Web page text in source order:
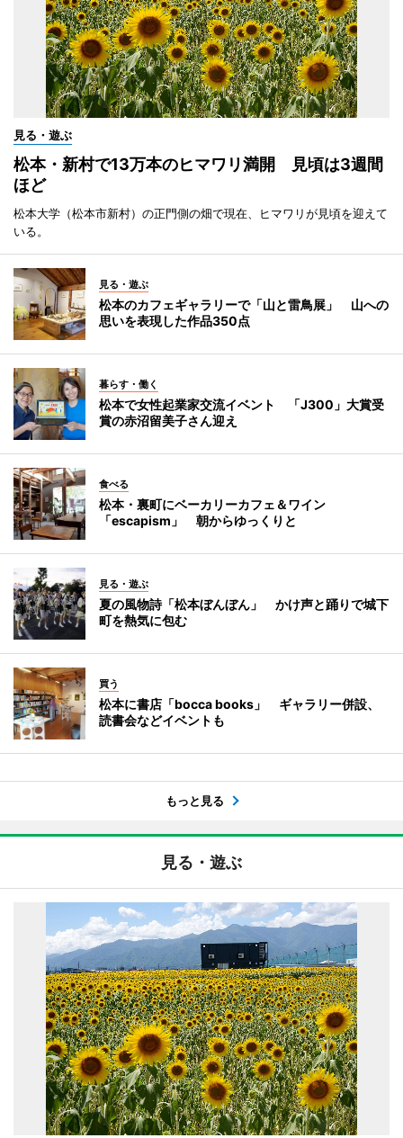
見る・遊ぶ
松本・新村で13万本のヒマワリ満開 見頃は3週間
ほど
松本大学（松本市新村）の正門側の畑で現在、ヒマワリが見頃を迎えて
いる。
見る・遊ぶ
松本のカフェギャラリーで「山と雷鳥展」 山への
思いを表現した作品350点
暮らす・働く
松本で女性起業家交流イベント 「J300」大賞受
賞の赤沼留美子さん迎え
食べる
松本・裏町にベーカリーカフェ＆ワイン
「escapism」 朝からゆっくりと
見る・遊ぶ
夏の風物詩「松本ぼんぼん」 かけ声と踊りで城下
町を熱気に包む
買う
松本に書店「bocca books」 ギャラリー併設、
読書会などイベントも
もっと見る
見る・遊ぶ